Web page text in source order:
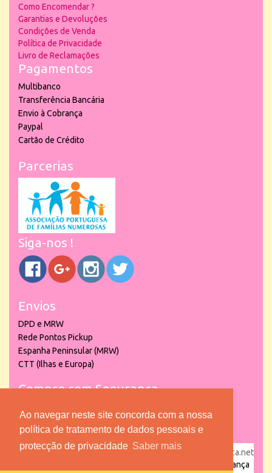
Ao navegar neste site concorda com a nossa
política de tratamento de dados pessoais e
protecção de privacidade Saber mais
Como Encomendar ?
Garantias e Devoluções
Condições de Venda
Política de Privacidade
Livro de Reclamações
Pagamentos
Multibanco
Transferência Bancária
Envio à Cobrança
Paypal
Cartão de Crédito
Parcerias
Siga-nos !
Envios
DPD e MRW
Rede Pontos Pickup
Espanha Peninsular (MRW)
CTT (Ilhas e Europa)
Compre com Segurança
powered by puber!a | © 2026 Copyright www.lojadacrianca.net
Loja da Criança